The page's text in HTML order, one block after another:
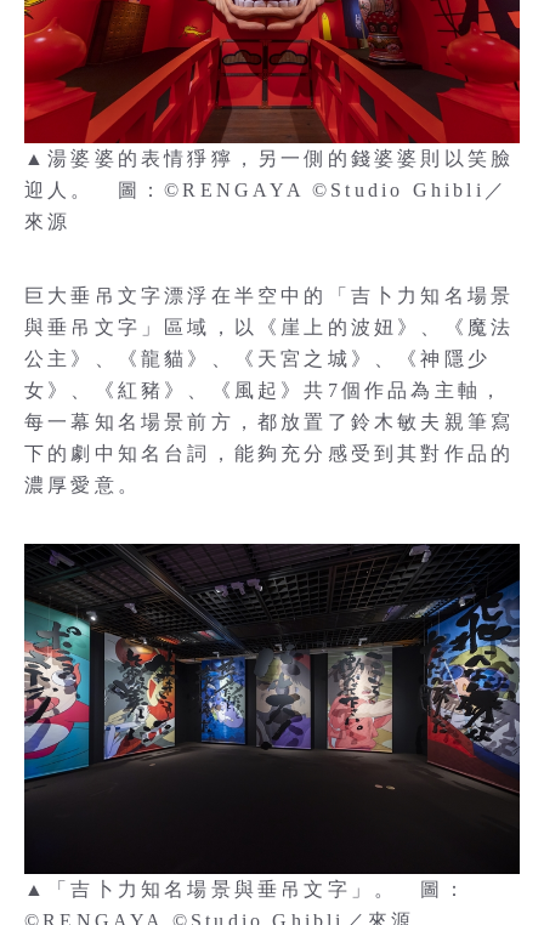
▲湯婆婆的表情猙獰，另一側的錢婆婆則以笑臉
迎人。 圖：©RENGAYA ©Studio Ghibli／
來源
巨大垂吊文字漂浮在半空中的「吉卜力知名場景
與垂吊文字」區域，以《崖上的波妞》、《魔法
公主》、《龍貓》、《天宮之城》、《神隱少
女》、《紅豬》、《風起》共7個作品為主軸，
每一幕知名場景前方，都放置了鈴木敏夫親筆寫
下的劇中知名台詞，能夠充分感受到其對作品的
濃厚愛意。
▲「吉卜力知名場景與垂吊文字」。 圖：
©RENGAYA ©Studio Ghibli／來源